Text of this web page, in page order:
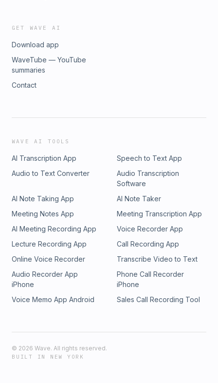
GET WAVE AI
Download app
WaveTube — YouTube
summaries
Contact
WAVE AI TOOLS
AI Transcription App
Speech to Text App
Audio to Text Converter
Audio Transcription
Software
AI Note Taking App
AI Note Taker
Meeting Notes App
Meeting Transcription App
AI Meeting Recording App
Voice Recorder App
Lecture Recording App
Call Recording App
Online Voice Recorder
Transcribe Video to Text
Audio Recorder App
iPhone
Phone Call Recorder
iPhone
Voice Memo App Android
Sales Call Recording Tool
© 2026 Wave. All rights reserved.
BUILT IN NEW YORK